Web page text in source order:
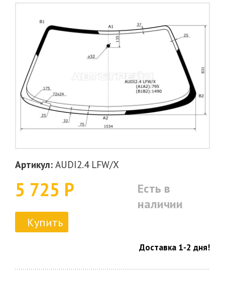
Артикул: AUDI2.4 LFW/X
5 725 Р
Есть в
наличии
Купить
Доставка 1-2 дня!